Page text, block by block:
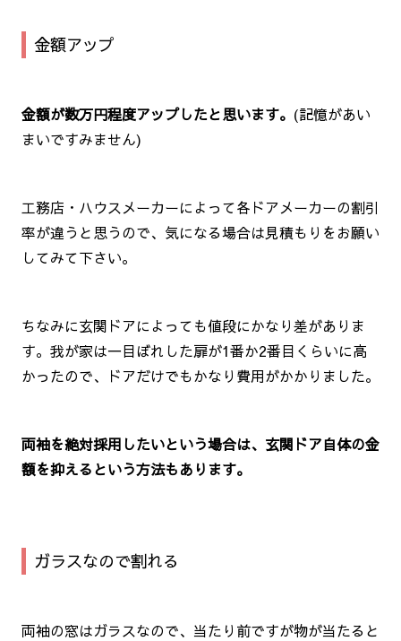
金額アップ
金額が数万円程度アップしたと思います。 (記憶があい
まいですみません)
工務店・ハウスメーカーによって各ドアメーカーの割引
率が違うと思うので、気になる場合は見積もりをお願い
してみて下さい。
ちなみに玄関ドアによっても値段にかなり差がありま
す。我が家は一目ぼれした扉が1番か2番目くらいに高
かったので、ドアだけでもかなり費用がかかりました。
両袖を絶対採用したいという場合は、玄関ドア自体の金
額を抑えるという方法もあります。
ガラスなので割れる
両袖の窓はガラスなので、当たり前ですが物が当たると